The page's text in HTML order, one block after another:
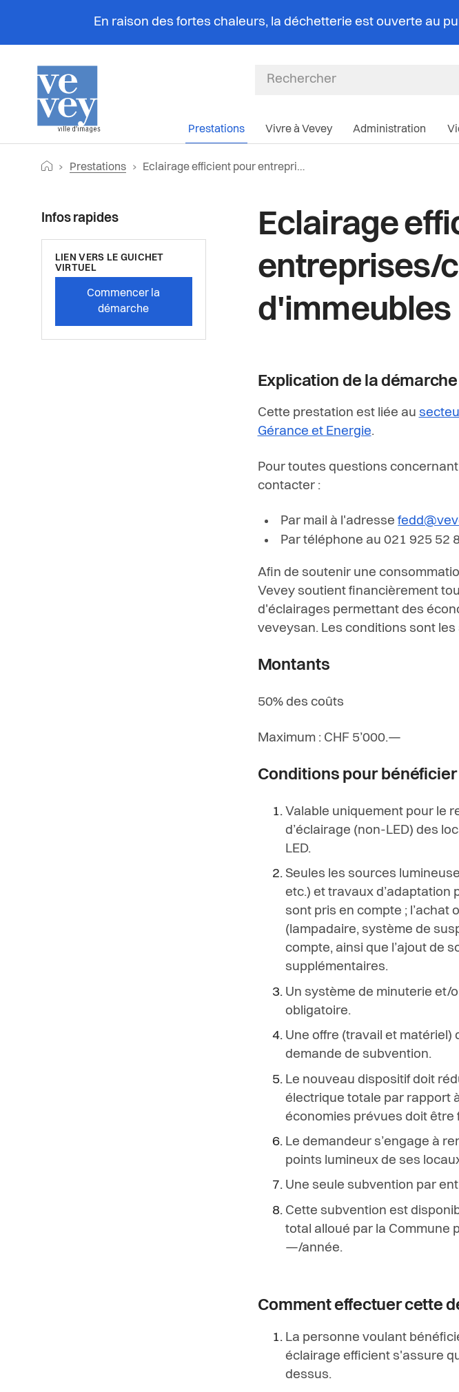
En raison des fortes chaleurs, la déchetterie est ouverte au
Prestations Vivre à Vevey Administration
FilRetourner vers la page d'accueil
Prestations Page actuelle:
Eclairage efficient pour entreprises/commerces/commun d'immeubles
Eclairage
entreprises/
d'immeubles
Explication de la démarche
Cette prestation est liée au
Gérance et Energie.
Pour toutes questions
contacter :
Par mail à l'adresse
Par téléphone au 021 925 52
Afin de soutenir une
Vevey soutient financièrement
d'éclairages permettant des
veveysan. Les conditions sont les
Montants
50% des coûts
Maximum : CHF 5’000.—
Conditions pour
Valable uniquement pour le
d’éclairage (non-LED) des
LED.
Seules les sources lumineuse
etc.) et travaux d’adaptation
sont pris en compte ; l’achat o
(lampadaire, système de sus
compte, ainsi que l’ajout de
supplémentaires.
Un système de minuterie et/o
obligatoire.
Une offre (travail et matériel)
demande de subvention.
Le nouveau dispositif doit
électrique totale par rapport
économies prévues doit être
Le demandeur s’engage à re
points lumineux de ses loc
Une seule subvention par ent
Cette subvention est
total alloué par la Commune
—/année.
Comment effectuer cette
La personne voulant
éclairage efficient s'assure
dessus.
Infos rapides
LIEN VERS LE GUICHET
VIRTUEL
Commencer la
démarche